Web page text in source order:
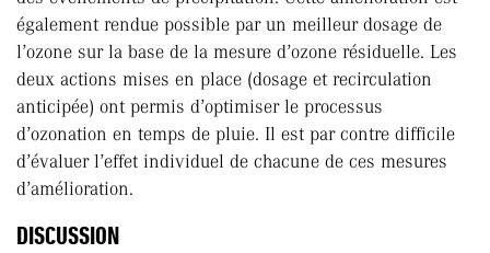
également rendue possible par un meilleur dosage de
l’ozone sur la base de la mesure d’ozone résiduelle. Les
deux actions mises en place (dosage et recirculation
anticipée) ont permis d’optimiser le processus
d’ozonation en temps de pluie. Il est par contre difficile
d’évaluer l’effet individuel de chacune de ces mesures
d’amélioration.
DISCUSSION